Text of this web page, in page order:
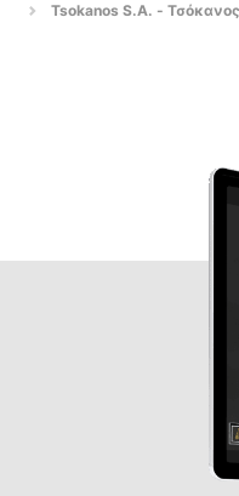
Tsokanos S.A. -